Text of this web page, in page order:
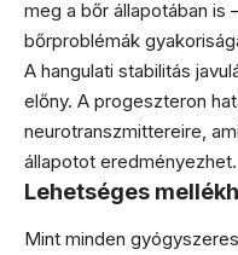
meg a bőr állapotában is
bőrproblémák
A hangulati stabilitás
előny. A progeszteron
neurotranszmittereire,
állapotot eredményezhet.
Lehetséges
Mint minden